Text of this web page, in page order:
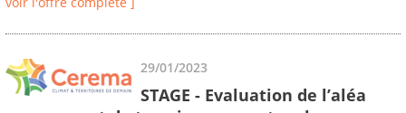
29/01/2023
STAGE - Evaluation de l’aléa